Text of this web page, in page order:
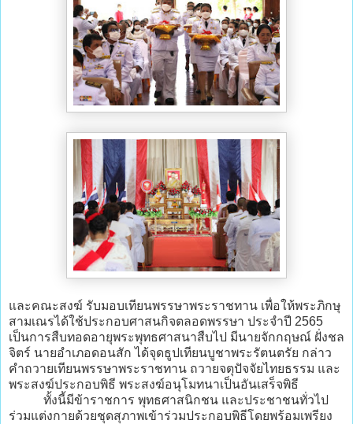
และคณะสงฆ์ รับมอบเทียนพรรษาพระราชทาน เพื่อให้พระภิกษุ
สามเณรได้ใช้ประกอบศาสนกิจตลอดพรรษา ประจำปี 2565
เป็นการสืบทอดอายุพระพุทธศาสนาสืบไป มีนายจักกฤษณ์ ฝั่งชล
จิตร์ นายอำเภอดอนสัก ได้จุดธูปเทียนบูชาพระรัตนตรัย กล่าว
คำถวายเทียนพรรษาพระราชทาน ถวายจตุปัจจัยไทยธรรม และ
พระสงฆ์ประกอบพิธี พระสงฆ์อนุโมทนาเป็นอันเสร็จพิธี
ทั้งนี้มีข้าราชการ พุทธศาสนิกชน และประชาชนทั่วไป
ร่วมแต่งกายด้วยชุดสุภาพเข้าร่วมประกอบพิธีโดยพร้อมเพรียง